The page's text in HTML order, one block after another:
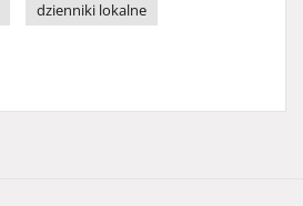
dzienniki lokalne